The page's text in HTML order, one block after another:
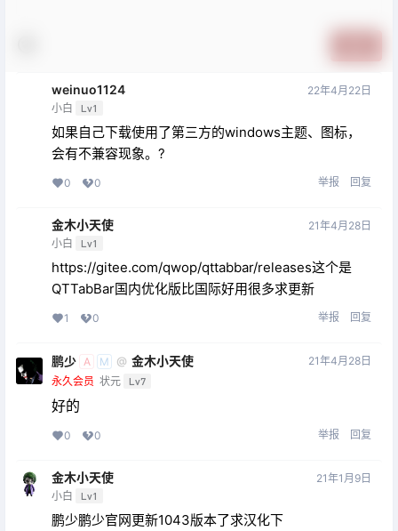
weinuo1124
小白 Lv1
22年4月22日
如果自己下载使用了第三方的windows主题、图标，
会有不兼容现象。?
0 0 举报 回复
金木小天使
小白 Lv1
21年4月28日
https://gitee.com/qwop/qttabbar/releases这个是
QTTabBar国内优化版比国际好用很多求更新
1 0 举报 回复
鹏少 A M @ 金木小天使
永久会员 状元 Lv7
21年4月28日
好的
0 0 举报 回复
金木小天使
小白 Lv1
21年1月9日
鹏少鹏少官网更新1043版本了求汉化下